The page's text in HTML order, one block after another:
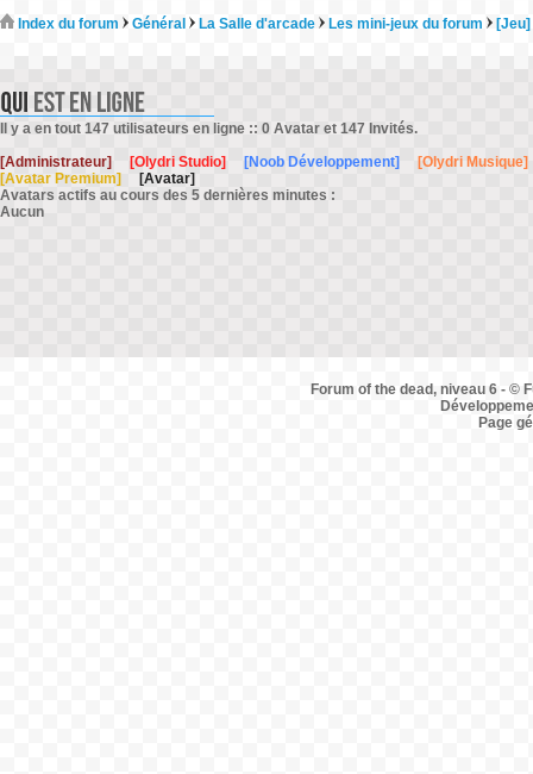
Index du forum Général La Salle d'arcade Les mini-jeux du forum
Il y a en tout 147 utilisateurs en ligne :: 0 Avatar et 147 Invités.
[Administrateur]
[Olydri Studio] [Noob Développement]
[Olydri Musique]
[Avatar Premium]
[Avatar]
Avatars actifs au cours des 5 dernières minutes :
Aucun
Forum of the dead, niveau 6 - ©
Page